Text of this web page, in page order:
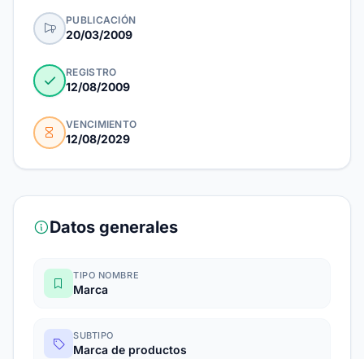
PUBLICACIÓN
20/03/2009
REGISTRO
12/08/2009
VENCIMIENTO
12/08/2029
Datos generales
TIPO NOMBRE
Marca
SUBTIPO
Marca de productos